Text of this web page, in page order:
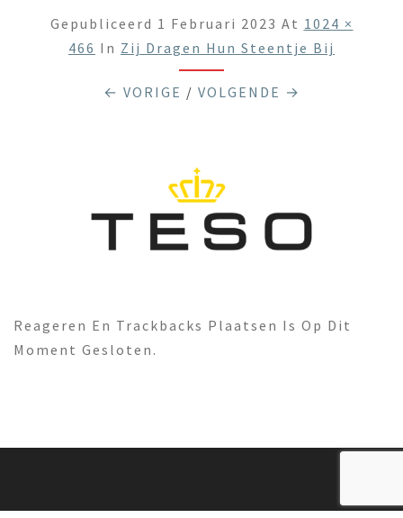
Gepubliceerd 1 Februari 2023 At 1024 ×
466 In Zij Dragen Hun Steentje Bij
← VORIGE / VOLGENDE →
Reageren En Trackbacks Plaatsen Is Op Dit
Moment Gesloten.